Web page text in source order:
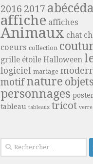
2016 2017
affiche affiches
Animaux chat
coeurs collection
grille étoile Halloween
logiciel mariage
motif nature objets
personnages
tableau tableaux tricot verre
Rechercher :